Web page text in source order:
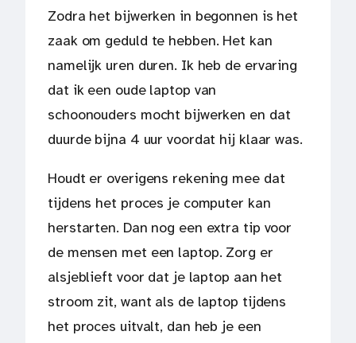
Zodra het bijwerken in begonnen is het
zaak om geduld te hebben. Het kan
namelijk uren duren. Ik heb de ervaring
dat ik een oude laptop van
schoonouders mocht bijwerken en dat
duurde bijna 4 uur voordat hij klaar was.
Houdt er overigens rekening mee dat
tijdens het proces je computer kan
herstarten. Dan nog een extra tip voor
de mensen met een laptop. Zorg er
alsjeblieft voor dat je laptop aan het
stroom zit, want als de laptop tijdens
het proces uitvalt, dan heb je een